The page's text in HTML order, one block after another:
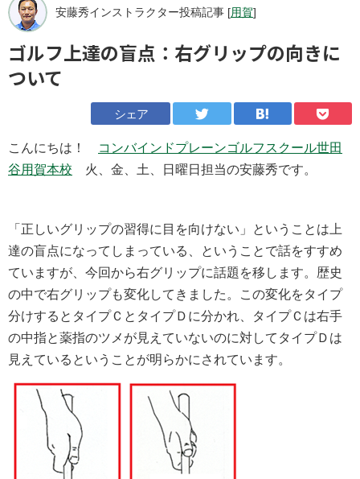
安藤秀インストラクター投稿記事 [用賀]
ゴルフ上達の盲点：右グリップの向きに
ついて
シェア
こんにちは！
コンバインドプレーンゴルフスクール世田
谷用賀本校 火、金、土、日曜日担当の安藤秀です。
「正しいグリップの習得に目を向けない」ということは上
達の盲点になってしまっている、ということで話をすすめ
ていますが、今回から右グリップに話題を移します。歴史
の中で右グリップも変化してきました。この変化をタイプ
分けするとタイプＣとタイプＤに分かれ、タイプＣは右手
の中指と薬指のツメが見えていないのに対してタイプＤは
見えているということが明らかにされています。